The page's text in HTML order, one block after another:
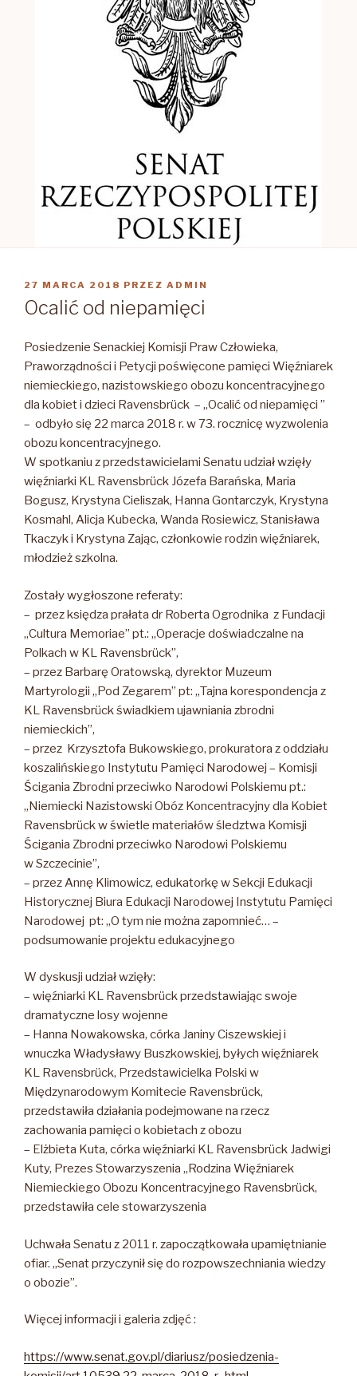
OPUBLIKOWANE
W
27 MARCA 2018 PRZEZ ADMIN
Ocalić od niepamięci
Posiedzenie Senackiej Komisji Praw Człowieka,
Praworządności i Petycji poświęcone pamięci Więźniarek
niemieckiego, nazistowskiego obozu koncentracyjnego
dla kobiet i dzieci Ravensbrück – „Ocalić od niepamięci ”
– odbyło się 22 marca 2018 r. w 73. rocznicę wyzwolenia
obozu koncentracyjnego.
W spotkaniu z przedstawicielami Senatu udział wzięły
więźniarki KL Ravensbrück Józefa Barańska, Maria
Bogusz, Krystyna Cieliszak, Hanna Gontarczyk, Krystyna
Kosmahl, Alicja Kubecka, Wanda Rosiewicz, Stanisława
Tkaczyk i Krystyna Zając, członkowie rodzin więźniarek,
młodzież szkolna.
Zostały wygłoszone referaty:
– przez księdza prałata dr Roberta Ogrodnika z Fundacji
„Cultura Memoriae” pt.: „Operacje doświadczalne na
Polkach w KL Ravensbrück”,
– przez Barbarę Oratowską, dyrektor Muzeum
Martyrologii „Pod Zegarem” pt: „Tajna korespondencja z
KL Ravensbrück świadkiem ujawniania zbrodni
niemieckich”,
– przez Krzysztofa Bukowskiego, prokuratora z oddziału
koszalińskiego Instytutu Pamięci Narodowej – Komisji
Ścigania Zbrodni przeciwko Narodowi Polskiemu pt.:
„Niemiecki Nazistowski Obóz Koncentracyjny dla Kobiet
Ravensbrück w świetle materiałów śledztwa Komisji
Ścigania Zbrodni przeciwko Narodowi Polskiemu
w Szczecinie”,
– przez Annę Klimowicz, edukatorkę w Sekcji Edukacji
Historycznej Biura Edukacji Narodowej Instytutu Pamięci
Narodowej pt: „O tym nie można zapomnieć… –
podsumowanie projektu edukacyjnego
W dyskusji udział wzięły:
– więźniarki KL Ravensbrück przedstawiając swoje
dramatyczne losy wojenne
– Hanna Nowakowska, córka Janiny Ciszewskiej i
wnuczka Władysławy Buszkowskiej, byłych więźniarek
KL Ravensbrück, Przedstawicielka Polski w
Międzynarodowym Komitecie Ravensbrück,
przedstawiła działania podejmowane na rzecz
zachowania pamięci o kobietach z obozu
– Elżbieta Kuta, córka więźniarki KL Ravensbrück Jadwigi
Kuty, Prezes Stowarzyszenia „Rodzina Więźniarek
Niemieckiego Obozu Koncentracyjnego Ravensbrück,
przedstawiła cele stowarzyszenia
Uchwała Senatu z 2011 r. zapoczątkowała upamiętnianie
ofiar. „Senat przyczynił się do rozpowszechniania wiedzy
o obozie”.
Więcej informacji i galeria zdjęć :
https://www.senat.gov.pl/diariusz/posiedzenia-